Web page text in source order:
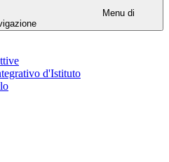
Menu di
d'Istituto